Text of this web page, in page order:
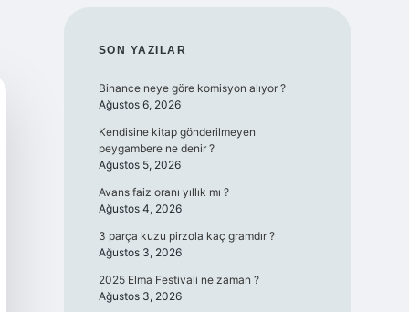
SIDEBAR
SON YAZILAR
Binance neye göre komisyon alıyor ?
Ağustos 6, 2026
Kendisine kitap gönderilmeyen
peygambere ne denir ?
Ağustos 5, 2026
Avans faiz oranı yıllık mı ?
Ağustos 4, 2026
3 parça kuzu pirzola kaç gramdır ?
Ağustos 3, 2026
2025 Elma Festivali ne zaman ?
Ağustos 3, 2026